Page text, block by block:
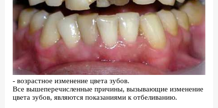
- возрастное изменение цвета зубов.
Все вышеперечисленные причины, вызывающие изменение
цвета зубов, являются показаниями к отбеливанию.